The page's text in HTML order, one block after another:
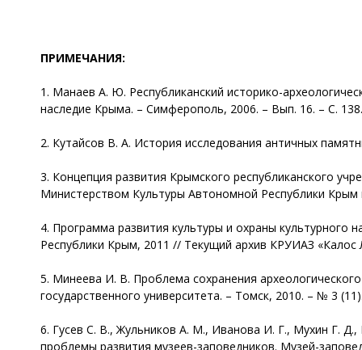
ПРИМЕЧАНИЯ:
1. Манаев А. Ю. Республиканский историко-
наследие Крыма. – Симферополь, 2006. – Вып. 16. – С. 138.
2. Кутайсов В. А. История исследования античных
3. Концепция развития Крымского республиканского
Министерством Культуры Автономной Республики Крым
4. Программа развития культуры и охраны
Республики Крым, 2011 // Текущий архив КРУИАЗ «Калос
5. Минеева И. В. Проблема сохранения
государственного университета. – Томск, 2010. – № 3
6. Гусев С. В., Жульников А. М., Иванова И. Г., Мухин Г.
проблемы развития музеев-заповедников. Музей-